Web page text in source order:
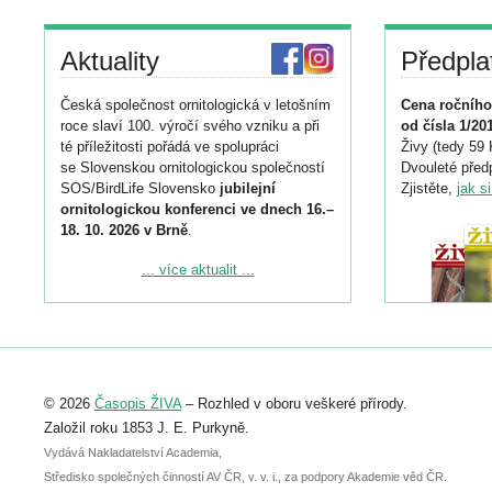
Aktuality
Česká společnost ornitologická v letošním
roce slaví 100. výročí svého vzniku a při
té příležitosti pořádá ve spolupráci
se Slovenskou ornitologickou společností
SOS/BirdLife Slovensko jubilejní
ornitologickou konferenci ve dnech 16.–
18. 10. 2026 v Brně.
Podrobnější informace ke konferenci
Registrovat se můžete do 6. září.
abstraktu přihlášené přednášky nebo
posteru je už 30. června.
... více aktualit ...
Cena
od čísla 1/
Živy (tedy 59
Dvouleté
Zjistěte, jak
© 2026 Časopis ŽIVA– Rozhled v oboru veškeré přírody.
Založil roku 1853 J. E. Purkyně.
Vydává Nakladatelství Academia,
Středisko společných činností AV ČR, v. v. i., za podpory Akademie věd ČR.